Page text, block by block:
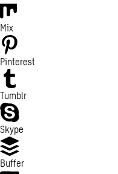
Mix
Pinterest
Tumblr
Skype
Buffer